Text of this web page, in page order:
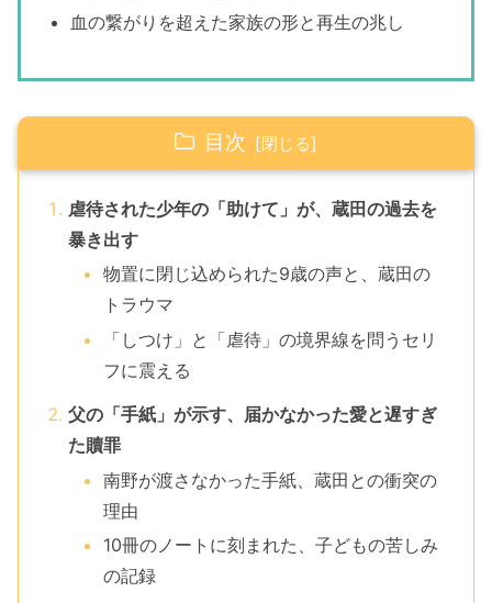
血の繋がりを超えた家族の形と再生の兆し
目次
虐待された少年の「助けて」が、蔵田の過去を
暴き出す
物置に閉じ込められた9歳の声と、蔵田の
トラウマ
「しつけ」と「虐待」の境界線を問うセリ
フに震える
父の「手紙」が示す、届かなかった愛と遅すぎ
た贖罪
南野が渡さなかった手紙、蔵田との衝突の
理由
10冊のノートに刻まれた、子どもの苦しみ
の記録